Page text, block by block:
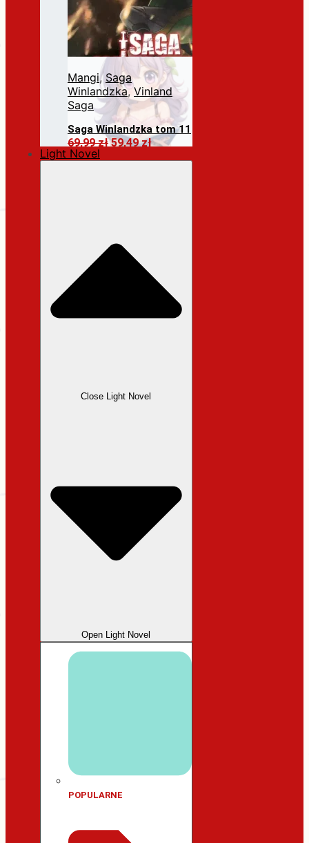
Mangi, Saga
Winlandzka, Vinland
Saga
Saga Winlandzka tom 11
69,99złPierwotna
59,49złAktualna
Dodaj do koszyka
Light Novel
Close Light Novel
Open Light Novel
POPULARNE